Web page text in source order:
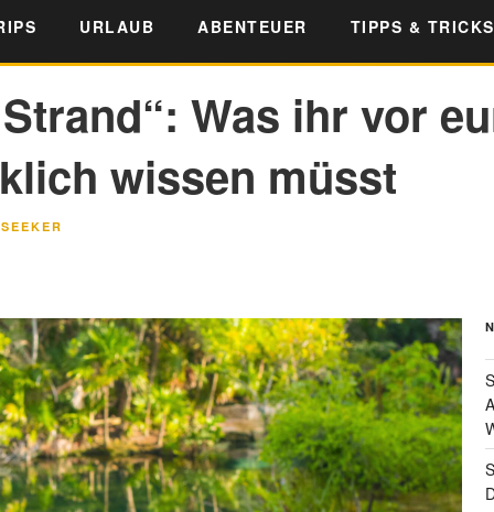
URLAUB ABENTEUER TIPPS &
Was ihr vor
wissen müsst